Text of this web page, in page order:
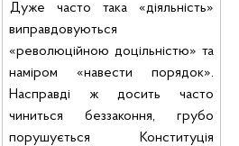
Дуже часто така «діяльність»
виправдовуються
«революційною доцільністю» та
наміром «навести порядок».
Насправді ж досить часто
чиниться беззаконня, грубо
порушується Конституція